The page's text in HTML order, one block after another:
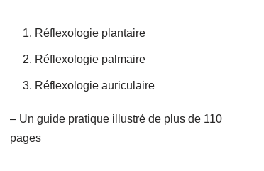
Réflexologie plantaire
Réflexologie palmaire
Réflexologie auriculaire
– Un guide pratique illustré de plus de 110
pages